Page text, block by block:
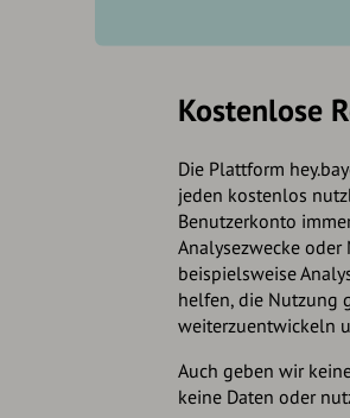
Kostenlose
Die Plattform
jeden kostenlos
Benutzerkonto
Analysezwecke
beispielsweise
helfen, die Nutzung
weiterzuentwickeln
Auch geben wir
keine Daten oder